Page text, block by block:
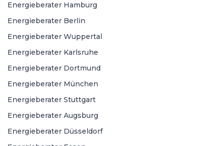
Energieberater Hamburg
Energieberater Berlin
Energieberater Wuppertal
Energieberater Karlsruhe
Energieberater Dortmund
Energieberater München
Energieberater Stuttgart
Energieberater Augsburg
Energieberater Düsseldorf